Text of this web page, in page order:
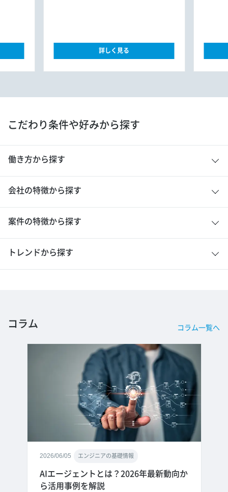
詳しく見る
こだわり条件や好みから探す
働き方から探す
会社の特徴から探す
案件の特徴から探す
トレンドから探す
コラム コラム一覧へ
2026/06/05 エンジニアの基礎情報
AIエージェントとは？2026年最新動向か
ら活用事例を解説